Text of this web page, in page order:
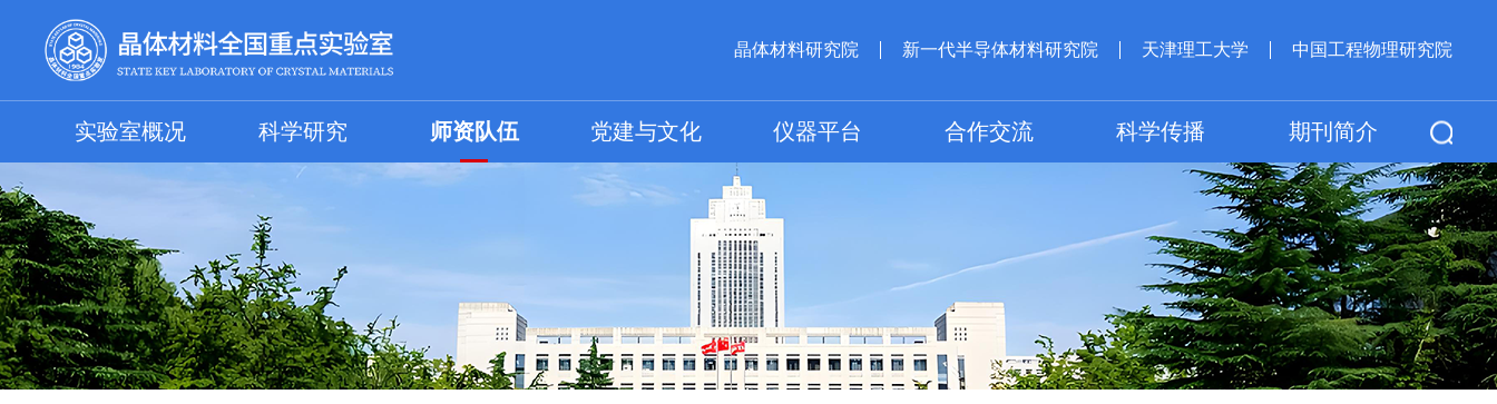
晶体材料研究院 新一代半导体材料研究院 天津理工大学 中国工程物理研究院
实验室概况 科学研究 师资队伍 党建与文化 仪器平台 合作交流 科学传播 期刊简介